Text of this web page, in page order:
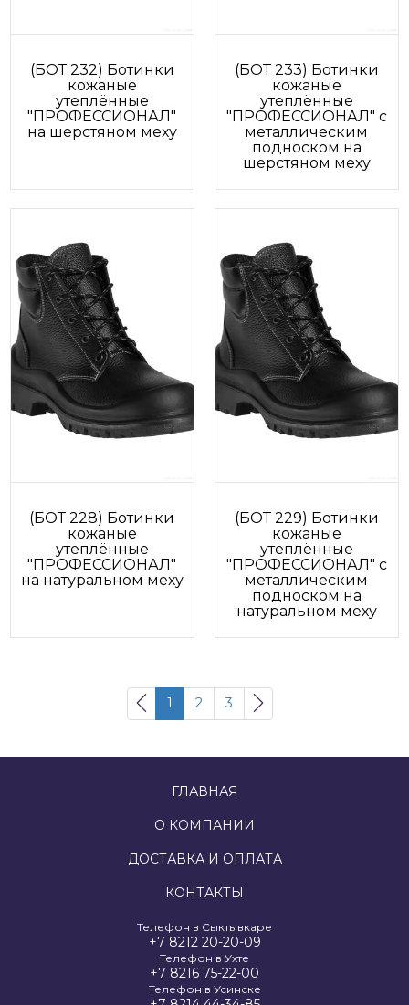
(БОТ 232) Ботинки
кожаные
утеплённые
"ПРОФЕССИОНАЛ"
на шерстяном меху
(БОТ 233) Ботинки
кожаные
утеплённые
"ПРОФЕССИОНАЛ" с
металлическим
подноском на
шерстяном меху
(БОТ 228) Ботинки
кожаные
утеплённые
"ПРОФЕССИОНАЛ"
на натуральном меху
(БОТ 229) Ботинки
кожаные
утеплённые
"ПРОФЕССИОНАЛ" с
металлическим
подноском на
натуральном меху
1 2 3
ГЛАВНАЯ
О КОМПАНИИ
ДОСТАВКА И ОПЛАТА
КОНТАКТЫ
Телефон в Сыктывкаре
+7 8212 20-20-09
Телефон в Ухте
+7 8216 75-22-00
Телефон в Усинске